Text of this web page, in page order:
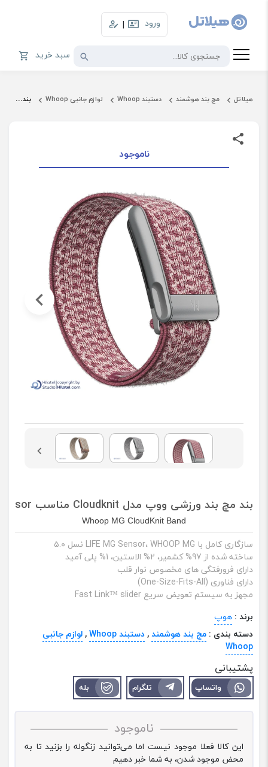
ورود |
سبد خرید
هیلاتل مچ بند هوشمند دستبند Whoop لوازم جانبی Whoop بند مچ بند ورزشی ووپ مدل Cloudknit مناسب LIFE MG Sensor
ناموجود
بند مچ بند ورزشی ووپ مدل Cloudknit مناسب LIFE MG Sensor
Whoop MG CloudKnit Band
سازگاری کامل با LIFE MG Sensor، WHOOP MG نسل ۵.۰
ساخته شده از 97% کشمیر، 2% الاستین، 1% پلی ‌آمید
دارای فرورفتگی ‌های مخصوص نوار قلب
دارای فناوری (One-Size-Fits-All)
مجهز به سیستم تعویض سریع Fast Link™ slider
برند : هوپ
دسته بندی : مچ بند هوشمند,دستبند Whoop ,لوازم جانبی
Whoop
پشتیبانی
واتساپ تلگرام بله
ناموجود
این کالا فعلا موجود نیست اما می‌توانید زنگوله را بزنید تا به
محض موجود شدن، به شما خبر دهیم